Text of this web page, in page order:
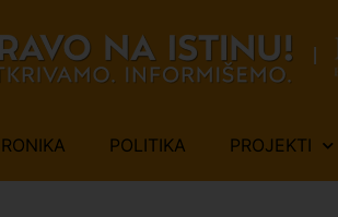
POLITIKA PROJEKTI